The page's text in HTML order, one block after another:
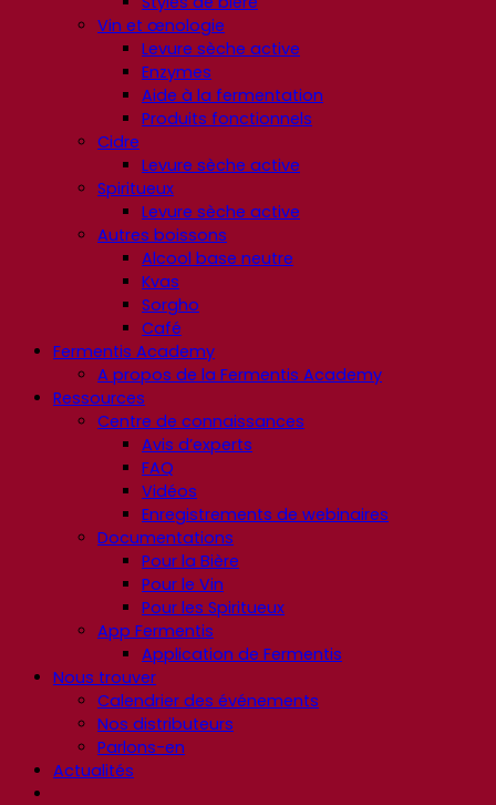
Vin et œnologie
Levure sèche active
Enzymes
Aide à la fermentation
Produits fonctionnels
Cidre
Levure sèche active
Spiritueux
Levure sèche active
Autres boissons
Alcool base neutre
Kvas
Sorgho
Café
Fermentis Academy
A propos de la Fermentis Academy
Ressources
Centre de connaissances
Avis d’experts
FAQ
Vidéos
Enregistrements de webinaires
Documentations
Pour la Bière
Pour le Vin
Pour les Spiritueux
App Fermentis
Application de Fermentis
Nous trouver
Calendrier des événements
Nos distributeurs
Parlons-en
Actualités